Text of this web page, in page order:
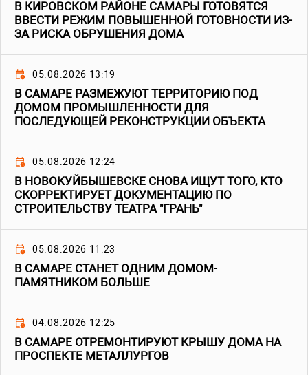
В КИРОВСКОМ РАЙОНЕ САМАРЫ ГОТОВЯТСЯ
ВВЕСТИ РЕЖИМ ПОВЫШЕННОЙ ГОТОВНОСТИ ИЗ-
ЗА РИСКА ОБРУШЕНИЯ ДОМА
05.08.2026 13:19
В САМАРЕ РАЗМЕЖУЮТ ТЕРРИТОРИЮ ПОД
ДОМОМ ПРОМЫШЛЕННОСТИ ДЛЯ
ПОСЛЕДУЮЩЕЙ РЕКОНСТРУКЦИИ ОБЪЕКТА
05.08.2026 12:24
В НОВОКУЙБЫШЕВСКЕ СНОВА ИЩУТ ТОГО, КТО
СКОРРЕКТИРУЕТ ДОКУМЕНТАЦИЮ ПО
СТРОИТЕЛЬСТВУ ТЕАТРА "ГРАНЬ"
05.08.2026 11:23
В САМАРЕ СТАНЕТ ОДНИМ ДОМОМ-
ПАМЯТНИКОМ БОЛЬШЕ
04.08.2026 12:25
В САМАРЕ ОТРЕМОНТИРУЮТ КРЫШУ ДОМА НА
ПРОСПЕКТЕ МЕТАЛЛУРГОВ